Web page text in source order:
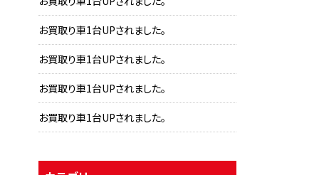
お買取り車1台UPされました。
お買取り車1台UPされました。
お買取り車1台UPされました。
お買取り車1台UPされました。